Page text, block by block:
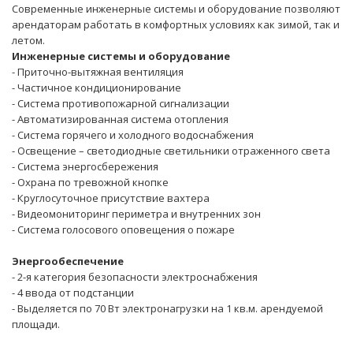
Современные инженерные системы и оборудование позволяют
арендаторам работать в комфортных условиях как зимой, так и
летом.
Инженерные системы и оборудование
- Приточно-вытяжная вентиляция
- Частичное кондиционирование
- Система противопожарной сигнализации
- Автоматизированная система отопления
- Система горячего и холодного водоснабжения
- Освещение – светодиодные светильники отраженного света
- Система энергосбережения
- Охрана по тревожной кнопке
- Круглосуточное присутствие вахтера
- Видеомониторинг периметра и внутренних зон
- Система голосового оповещения о пожаре
Энергообеспечение
- 2-я категория безопасности электроснабжения
- 4 ввода от подстанции
- Выделяется по 70 Вт электронагрузки на 1 кв.м. арендуемой
площади.